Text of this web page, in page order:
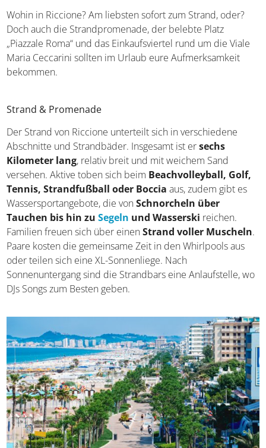
Wohin in Riccione? Am liebsten sofort zum Strand, oder?
Doch auch die Strandpromenade, der belebte Platz
„Piazzale Roma“ und das Einkaufsviertel rund um die Viale
Maria Ceccarini sollten im Urlaub eure Aufmerksamkeit
bekommen.
Strand & Promenade
Der Strand von Riccione unterteilt sich in verschiedene
Abschnitte und Strandbäder. Insgesamt ist ersechs
Kilometer lang, relativ breit und mit weichem Sand
versehen. Aktive toben sich beim Beachvolleyball, Golf,
Tennis, Strandfußball oder Boccia aus, zudem gibt es
Wassersportangebote, die vonSchnorcheln über
Tauchen bis hin zuSegeln und Wasserski reichen.
Familien freuen sich über einenStrand voller Muscheln.
Paare kosten die gemeinsame Zeit in den Whirlpools aus
oder teilen sich eine XL-Sonnenliege. Nach
Sonnenuntergang sind die Strandbars eine Anlaufstelle, wo
DJs Songs zum Besten geben.